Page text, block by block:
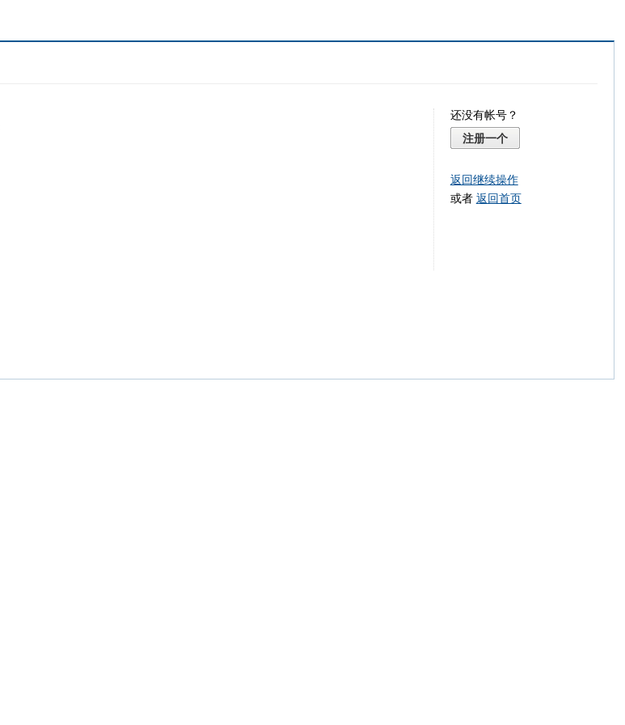
还没有帐号？
注册一个
返回继续操作
或者 返回首页